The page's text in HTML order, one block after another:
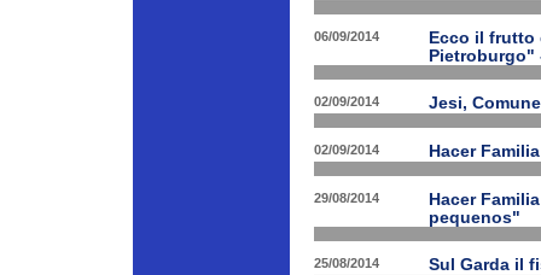
06/09/2014
Ecco il frutto
Pietroburgo"
02/09/2014 Jesi,
02/09/2014 Hacer
29/08/2014
Hacer
pequenos"
25/08/2014 Sul Garda il